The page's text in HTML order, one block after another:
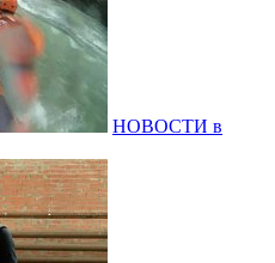
НОВОСТИ в